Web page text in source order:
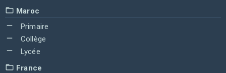
Maroc
Primaire
Collège
Lycée
France